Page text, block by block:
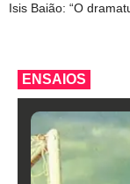
Isis Baião: “O
ENSAIOS